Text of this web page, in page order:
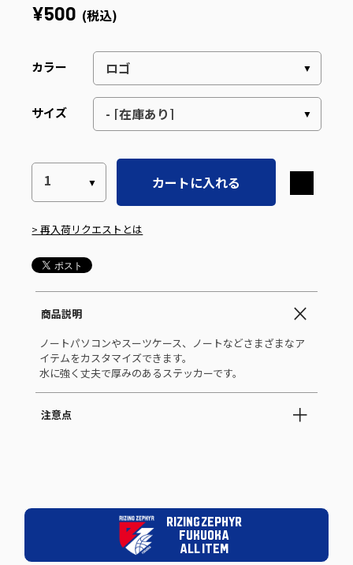
¥500 (税込)
カラー
サイズ
カートに入れる
> 再入荷リクエストとは
商品説明
ノートパソコンやスーツケース、ノートなどさまざまなア
イテムをカスタマイズできます。
水に強く丈夫で厚みのあるステッカーです。
注意点
RIZING ZEPHYR
FUKUOKA
ALL ITEM